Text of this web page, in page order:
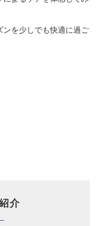
ンを少しでも快適に過ご
介